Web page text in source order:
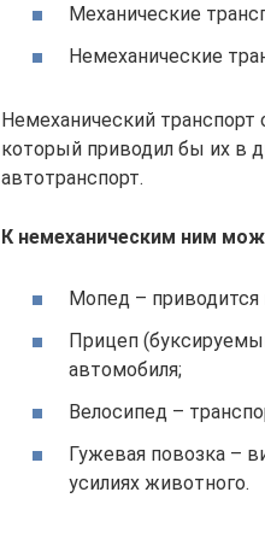
Механические
Немеханические
Немеханический транспорт
который приводил бы их в
автотранспорт.
К немеханическим ним
Мопед –
Прицеп
автомобиля;
Велосипед –
Гужевая повозка –
усилиях животного.